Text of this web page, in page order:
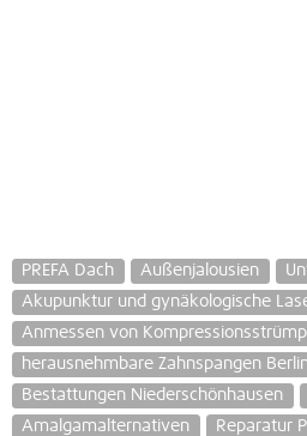
PREFA Dach Außenjalousien
Akupunktur und gynäkologische
Anmessen von
herausnehmbare Zahnspangen
Bestattungen Niederschönhausen
Amalgamalternativen
Reparatur